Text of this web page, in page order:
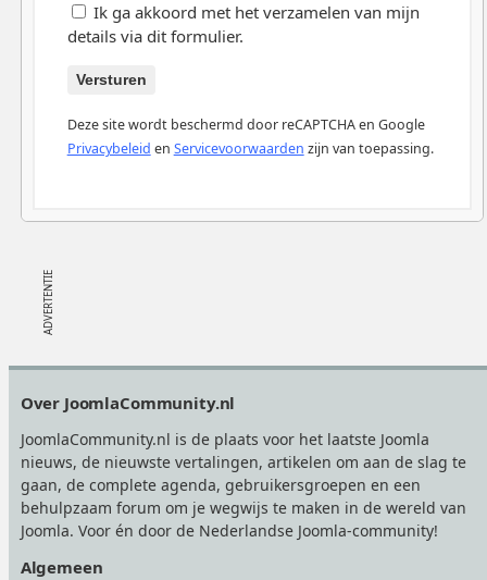
Ik ga akkoord met het verzamelen van mijn
details via dit formulier.
Versturen
Deze site wordt beschermd door reCAPTCHA en Google
Privacybeleid en Servicevoorwaarden zijn van toepassing.
Over JoomlaCommunity.nl
JoomlaCommunity.nl is de plaats voor het laatste Joomla
nieuws, de nieuwste vertalingen, artikelen om aan de slag te
gaan, de complete agenda, gebruikersgroepen en een
behulpzaam forum om je wegwijs te maken in de wereld van
Joomla. Voor én door de Nederlandse Joomla-community!
Algemeen